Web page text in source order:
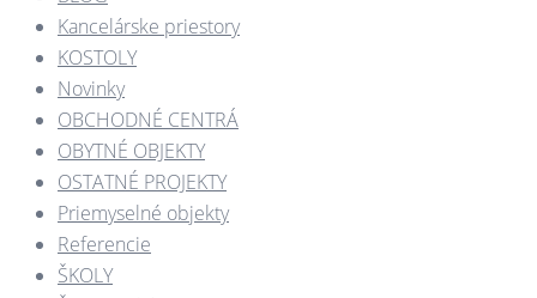
Kancelárske priestory
KOSTOLY​
Novinky
OBCHODNÉ CENTRÁ​
OBYTNÉ OBJEKTY​
OSTATNÉ PROJEKTY​
Priemyselné objekty
Referencie
ŠKOLY